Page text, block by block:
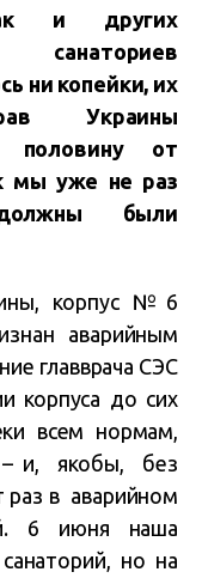
и других
санаториев
ни копейки, их
Украины
половину от
мы уже не раз
были
корпус №6
аварийным
главврача СЭС
корпуса до сих
всем нормам,
– и, якобы, без
раз в аварийном
6 июня наша
но на